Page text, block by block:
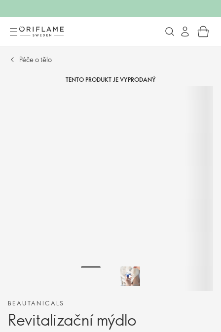
Péče o tělo
TENTO PRODUKT JE VYPRODANÝ
BEAUTANICALS
Revitalizační mýdlo